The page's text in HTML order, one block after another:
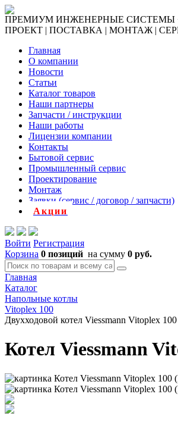
ПРЕМИУМ ИНЖЕНЕРНЫЕ СИСТЕМЫ
ПРОЕКТ | ПОСТАВКА | МОНТАЖ |
Главная
О компании
Новости
Статьи
Каталог товаров
Наши партнеры
Запчасти / инструкции
Наши работы
Лицензии компании
Контакты
Бытовой сервис
Промышленный сервис
Проектирование
Монтаж
Заявки (сервис / договор / запчасти)
Акции
Войти Регистрация
Корзина 0 позиций на сумму 0 руб.
Главная
Каталог
Напольные котлы
Vitoplex 100
Двухходовой котел Viessmann Vitoplex
Котел Viessmann